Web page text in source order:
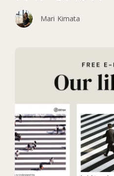
Mari Kimata